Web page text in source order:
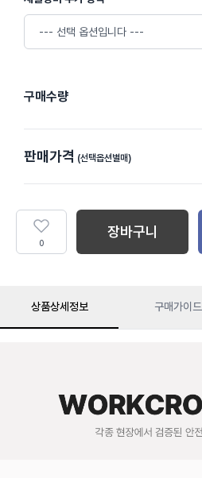
구매수량
판매가격 (선택옵션별매)
0
장바구니
상품상세정보 구매가이드